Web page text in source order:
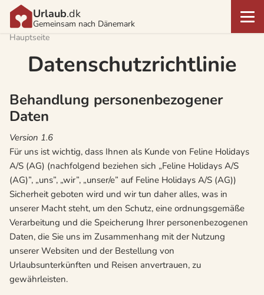
Urlaub.dk
Gemeinsam nach Dänemark
Hauptseite
Datenschutzrichtlinie
Behandlung personenbezogener
Daten
Version 1.6
Für uns ist wichtig, dass Ihnen als Kunde von Feline Holidays
A/S (AG) (nachfolgend beziehen sich „Feline Holidays A/S
(AG)”, „uns”, „wir”, „unser/e” auf Feline Holidays A/S (AG))
Sicherheit geboten wird und wir tun daher alles, was in
unserer Macht steht, um den Schutz, eine ordnungsgemäße
Verarbeitung und die Speicherung Ihrer personenbezogenen
Daten, die Sie uns im Zusammenhang mit der Nutzung
unserer Websiten und der Bestellung von
Urlaubsunterkünften und Reisen anvertrauen, zu
gewährleisten.